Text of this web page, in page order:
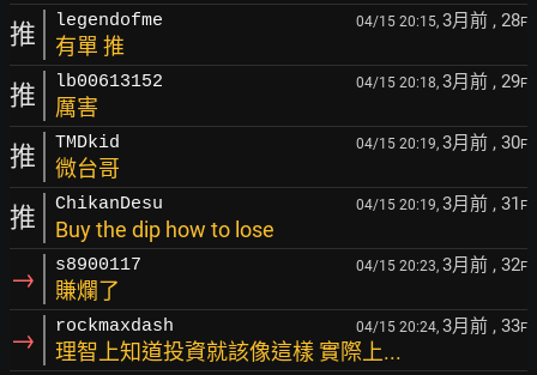
推 legendofme 04/15 20:15, 3月前 , 28F
有單 推
推 lb00613152 04/15 20:18, 3月前 , 29F
厲害
推 TMDkid 04/15 20:19, 3月前 , 30F
微台哥
推 ChikanDesu 04/15 20:19, 3月前 , 31 F
Buy the dip how to lose
→ s8900117 04/15 20:23, 3月前 , 32F
賺爛了
→ rockmaxdash 04/15 20:24, 3月前 , 33F
理智上知道投資就該像這樣 實際上...